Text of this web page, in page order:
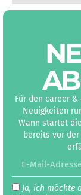
Für den career
Neuigkeiten
Wann startet
bereits vor
Ja, ich möchte